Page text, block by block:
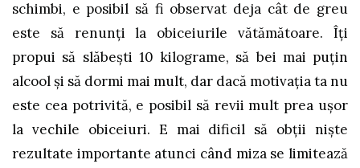
schimbi, e posibil să fi observat deja cât de greu
este să renunți la obiceiurile vătămătoare. Îți
propui să slăbești 10 kilograme, să bei mai puțin
alcool și să dormi mai mult, dar dacă motivația ta nu
este cea potrivită, e posibil să revii mult prea ușor
la vechile obiceiuri. E mai dificil să obții niște
rezultate importante atunci când miza se limitează